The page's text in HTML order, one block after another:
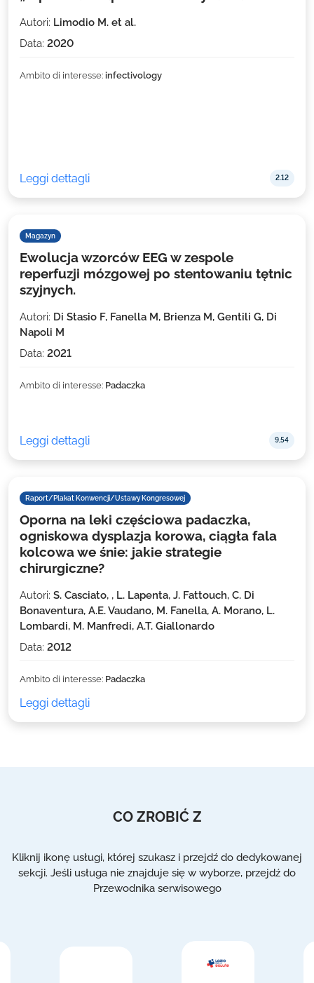
2.12
Autori: Limodio M. et al.
Data: 2020
Ambito di interesse: infectivology
Leggi dettagli
Magazyn
9,54
Ewolucja wzorców EEG w zespole
reperfuzji mózgowej po stentowaniu tętnic
szyjnych.
Autori: Di Stasio F, Fanella M, Brienza M, Gentili G, Di
Napoli M
Data: 2021
Ambito di interesse: Padaczka
Leggi dettagli
Raport/Plakat Konwencji/Ustawy Kongresowej
Oporna na leki częściowa padaczka,
ogniskowa dysplazja korowa, ciągła fala
kolcowa we śnie: jakie strategie
chirurgiczne?
Autori: S. Casciato, , L. Lapenta, J. Fattouch, C. Di
Bonaventura, A.E. Vaudano, M. Fanella, A. Morano, L.
Lombardi, M. Manfredi, A.T. Giallonardo
Data: 2012
Ambito di interesse: Padaczka
Leggi dettagli
CO ZROBIĆ Z
Kliknij ikonę usługi, której szukasz i przejdź do dedykowanej
sekcji. Jeśli usługa nie znajduje się w wyborze, przejdź do
Przewodnika serwisowego